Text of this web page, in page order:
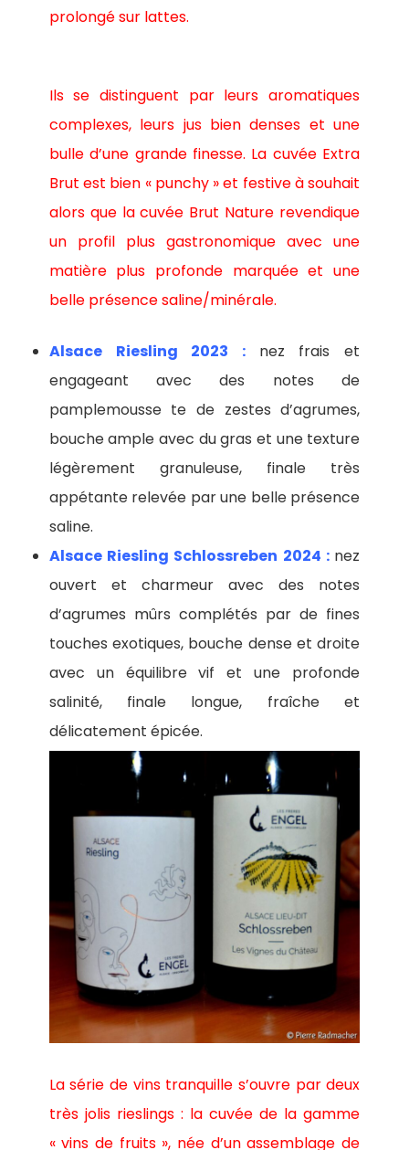
prolongé sur lattes.
Ils se distinguent par leurs aromatiques
complexes, leurs jus bien denses et une
bulle d’une grande finesse. La cuvée Extra
Brut est bien « punchy » et festive à souhait
alors que la cuvée Brut Nature revendique
un profil plus gastronomique avec une
matière plus profonde marquée et une
belle présence saline/minérale.
Alsace Riesling 2023 : nez frais et
engageant avec des notes de
pamplemousse te de zestes d’agrumes,
bouche ample avec du gras et une texture
légèrement granuleuse, finale très
appétante relevée par une belle présence
saline.
Alsace Riesling Schlossreben 2024 : nez
ouvert et charmeur avec des notes
d’agrumes mûrs complétés par de fines
touches exotiques, bouche dense et droite
avec un équilibre vif et une profonde
salinité, finale longue, fraîche et
délicatement épicée.
La série de vins tranquille s’ouvre par deux
très jolis rieslings : la cuvée de la gamme
« vins de fruits », née d’un assemblage de